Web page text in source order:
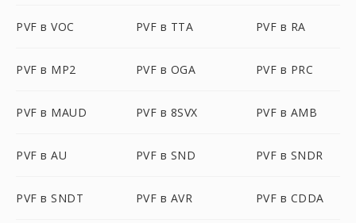
PVF в VOC PVF в TTA PVF в RA
PVF в MP2 PVF в OGA PVF в PRC
PVF в MAUD PVF в 8SVX PVF в AMB
PVF в AU PVF в SND PVF в SNDR
PVF в SNDT PVF в AVR PVF в CDDA